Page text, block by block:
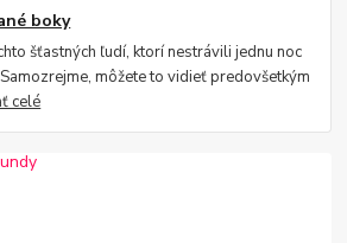
boky
šťastných ľudí, ktorí nestrávili jednu noc
môžete to vidieť predovšetkým
celé